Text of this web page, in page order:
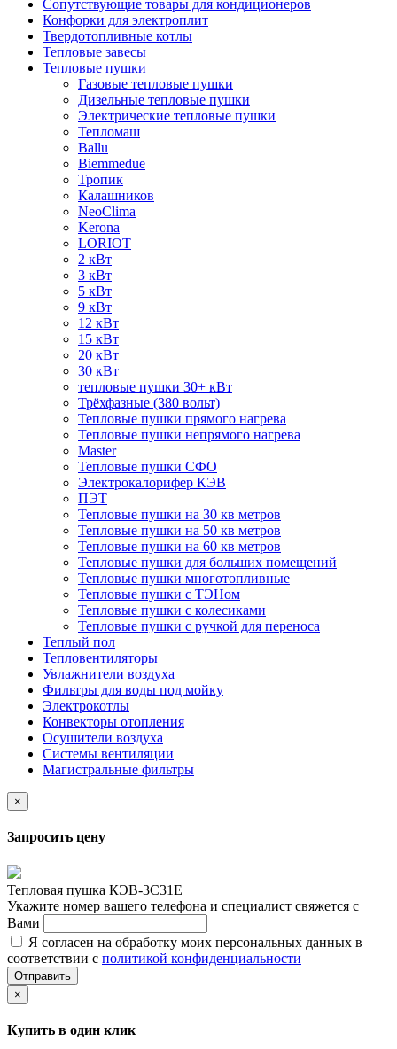
Сопутствующие товары для кондиционеров
Конфорки для электроплит
Твердотопливные котлы
Тепловые завесы
Тепловые пушки
Газовые тепловые пушки
Дизельные тепловые пушки
Электрические тепловые пушки
Тепломаш
Ballu
Biemmedue
Тропик
Калашников
NeoClima
Kerona
LORIOT
2 кВт
3 кВт
5 кВт
9 кВт
12 кВт
15 кВт
20 кВт
30 кВт
тепловые пушки 30+ кВт
Трёхфазные (380 вольт)
Тепловые пушки прямого нагрева
Тепловые пушки непрямого нагрева
Master
Тепловые пушки СФО
Электрокалорифер КЭВ
ПЭТ
Тепловые пушки на 30 кв метров
Тепловые пушки на 50 кв метров
Тепловые пушки на 60 кв метров
Тепловые пушки для больших помещений
Тепловые пушки многотопливные
Тепловые пушки с ТЭНом
Тепловые пушки с колесиками
Тепловые пушки с ручкой для переноса
Теплый пол
Тепловентиляторы
Увлажнители воздуха
Фильтры для воды под мойку
Электрокотлы
Конвекторы отопления
Осушители воздуха
Системы вентиляции
Магистральные фильтры
×
Запросить цену
Тепловая пушка КЭВ-3С31Е
Укажите номер вашего телефона и специалист свяжется с
Вами
Я согласен на обработку моих персональных данных в
соответствии с политикой конфиденциальности
Отправить
×
Купить в один клик